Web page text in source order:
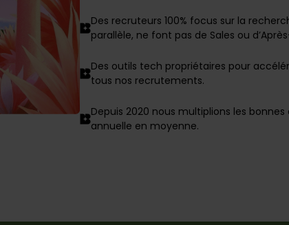
Des recruteurs 100% focus sur la
parallèle, ne font pas de Sales ou
Des outils tech propriétaires pour
tous nos recrutements.
Depuis 2020 nous multiplions les
annuelle en moyenne.